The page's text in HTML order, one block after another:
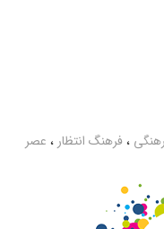
، فرهنگ انتظار ، عصر